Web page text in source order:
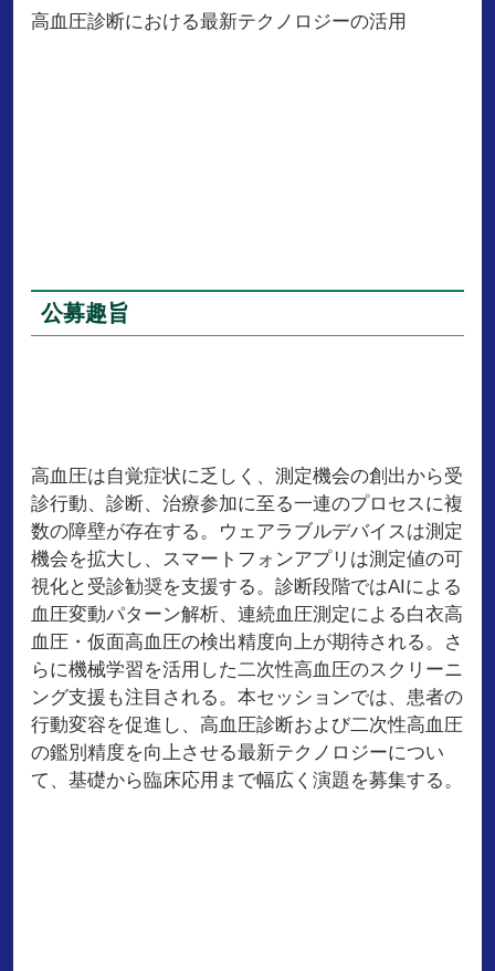
高血圧診断における最新テクノロジーの活用
公募趣旨
高血圧は自覚症状に乏しく、測定機会の創出から受
診行動、診断、治療参加に至る一連のプロセスに複
数の障壁が存在する。ウェアラブルデバイスは測定
機会を拡大し、スマートフォンアプリは測定値の可
視化と受診勧奨を支援する。診断段階ではAIによる
血圧変動パターン解析、連続血圧測定による白衣高
血圧・仮面高血圧の検出精度向上が期待される。さ
らに機械学習を活用した二次性高血圧のスクリーニ
ング支援も注目される。本セッションでは、患者の
行動変容を促進し、高血圧診断および二次性高血圧
の鑑別精度を向上させる最新テクノロジーについ
て、基礎から臨床応用まで幅広く演題を募集する。